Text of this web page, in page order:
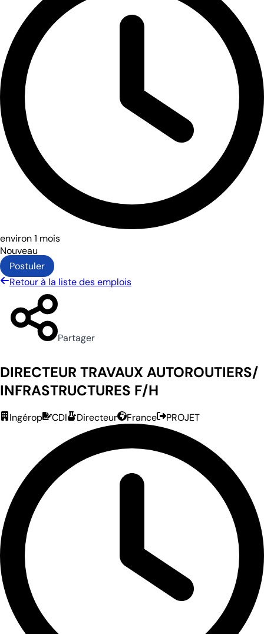
environ 1 mois
Nouveau
Postuler
Retour à la liste des emplois
Partager
DIRECTEUR TRAVAUX AUTOROUTIERS/
INFRASTRUCTURES F/H
Ingérop CDI Directeur France PROJET